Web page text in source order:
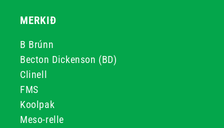
MERKIÐ
B Brúnn
Becton Dickenson (BD)
Clinell
FMS
Koolpak
Meso-relle